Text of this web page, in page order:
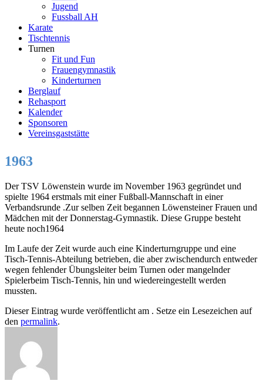
Jugend
Fussball AH
Karate
Tischtennis
Turnen
Fit und Fun
Frauengymnastik
Kinderturnen
Berglauf
Rehasport
Kalender
Sponsoren
Vereinsgaststätte
1963
Der TSV Löwenstein wurde im November 1963 gegründet und
spielte 1964 erstmals mit einer Fußball-Mannschaft in einer
Verbandsrunde .Zur selben Zeit begannen Löwensteiner Frauen und
Mädchen mit der Donnerstag-Gymnastik. Diese Gruppe besteht
heute noch1964
Im Laufe der Zeit wurde auch eine Kinderturngruppe und eine
Tisch-Tennis-Abteilung betrieben, die aber zwischendurch entweder
wegen fehlender Übungsleiter beim Turnen oder mangelnder
Spielerbeim Tisch-Tennis, hin und wiedereingestellt werden
mussten.
Dieser Eintrag wurde veröffentlicht am . Setze ein Lesezeichen auf
den permalink.